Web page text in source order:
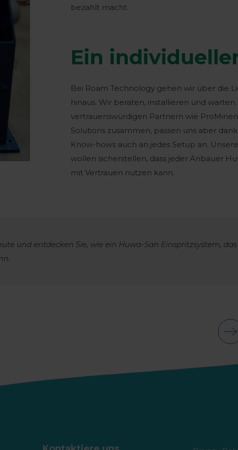
bezahlt macht.
Ein
Bei Roam Technology gehen wir über die
hinaus. Wir beraten, installieren und
vertrauenswürdigen Partnern wie
Solutions zusammen, passen uns aber
Know-hows auch an jedes Setup an.
wollen sicherstellen, dass jeder Anbauer
mit Vertrauen nutzen kann.
und entdecken Sie, wie ein Huwa-San Einspritzsystem,